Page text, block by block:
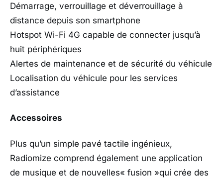
Démarrage, verrouillage et déverrouillage à
distance depuis son smartphone
Hotspot Wi-Fi 4G capable de connecter jusqu’à
huit périphériques
Alertes de maintenance et de sécurité du véhicule
Localisation du véhicule pour les services
d’assistance
Accessoires
Plus qu’un simple pavé tactile ingénieux,
Radiomize comprend également une application
de musique et de nouvelles« fusion »qui crée des